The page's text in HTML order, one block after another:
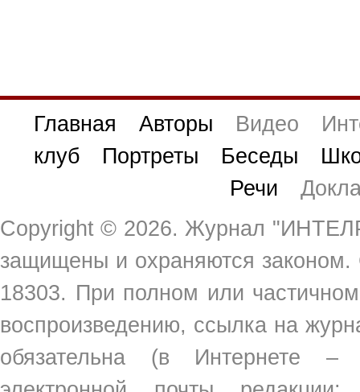
Главная Авторы Видео
клуб
Портреты Беседы
Речи
Copyright © 2026. Журнал
защищены и охраняются
18303. При полном или
воспроизведению, ссылка на
обязательна (в Интернете